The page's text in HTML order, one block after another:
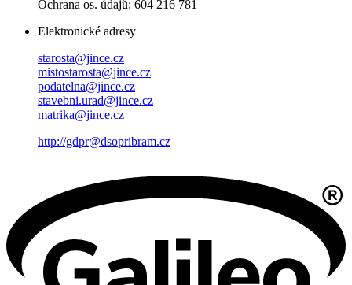
Ochrana os. údajů: 604 216 781
Elektronické adresy
starosta@jince.cz
mistostarosta@jince.cz
podatelna@jince.cz
stavebni.urad@jince.cz
matrika@jince.cz
http://gdpr@dsopribram.cz